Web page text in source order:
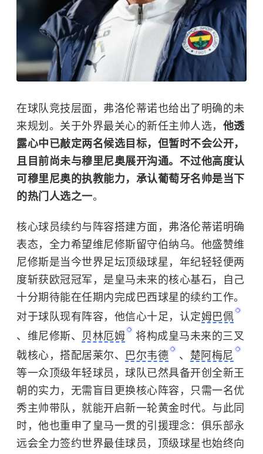
在球队竞技层面，弗洛伦蒂诺也给出了明确的未
来规划。关于外界最关心的新任主帅人选， 他透
露心中已敲定两名候选目标，但暂时不会公开，
且目前尚未与穆里尼奥展开沟通。不过他高度认
可穆里尼奥的执教能力，承认葡萄牙名帅是当下
的热门人选之一。
核心球员续约与阵容搭建方面，弗洛伦蒂诺明确
表态，全力希望维尼修斯留守伯纳乌。他盛赞维
尼修斯是当今世界足坛顶级球星，年纪轻轻便两
度斩获欧冠冠军，是皇马未来的核心基石，自己
十分期待能在任期内完成巴西球星的续约工作。
对于球队现有阵容，他信心十足，认定姆巴佩
、维尼修斯、
贝林厄姆
将构成皇马未来的三叉
戟核心，搭配居莱尔、
巴尔韦德 、 楚阿梅尼
等一众顶级年轻球员，球队已然具备开创全新王
朝的实力，无需盲目更换核心阵容，只需一名优
秀主帅带队，就能开启新一轮黄金时代。与此同
时，他也重申了皇马一贯的引援理念：俱乐部永
远会全力签约世界最佳球员，顶级球星也始终向